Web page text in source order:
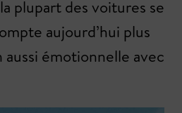
plupart des voitures se
aujourd’hui plus
émotionnelle avec